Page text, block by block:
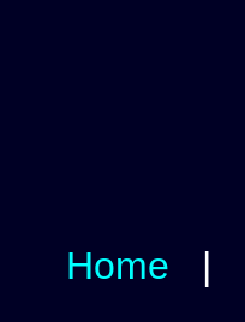
Home |